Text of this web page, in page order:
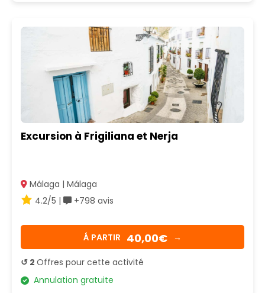
Excursion à Frigiliana et Nerja
Málaga | Málaga
4.2/5 |
+798 avis
Á PARTIR 40,00€ →
↺ 2 Offres pour cette activité
Annulation gratuite